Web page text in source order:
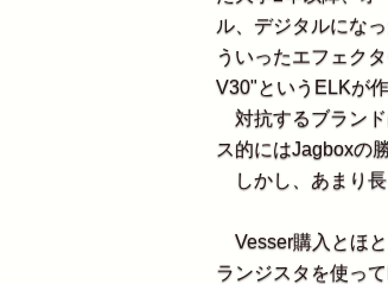
ル、デジタルにな
ういったエフェク
V30"というELKが
対抗するブランド
ス的にはJagboxの
しかし、あまり長
Vesser購入とほと
ランジスタを使っ